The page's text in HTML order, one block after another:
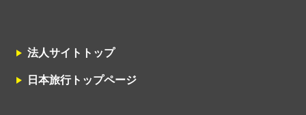
法人サイトトップ
日本旅行トップページ